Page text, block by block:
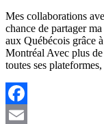
Mes collaborations
chance de partager
aux Québécois grâce
Montréal Avec plus
toutes ses
Facebook